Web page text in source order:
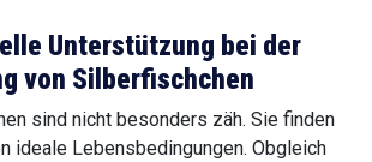
Unterstützung bei der
von Silberfischchen
sind nicht besonders zäh. Sie finden
ideale Lebensbedingungen. Obgleich